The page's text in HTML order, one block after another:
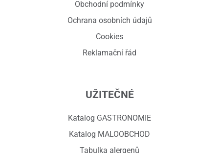
Obchodní podmínky
Ochrana osobních údajů
Cookies
Reklamační řád
UŽITEČNÉ
Katalog GASTRONOMIE
Katalog MALOOBCHOD
Tabulka alergenů